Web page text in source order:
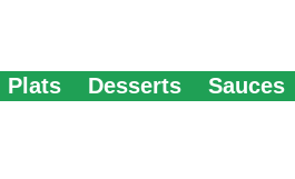
Plats Desserts Sauces